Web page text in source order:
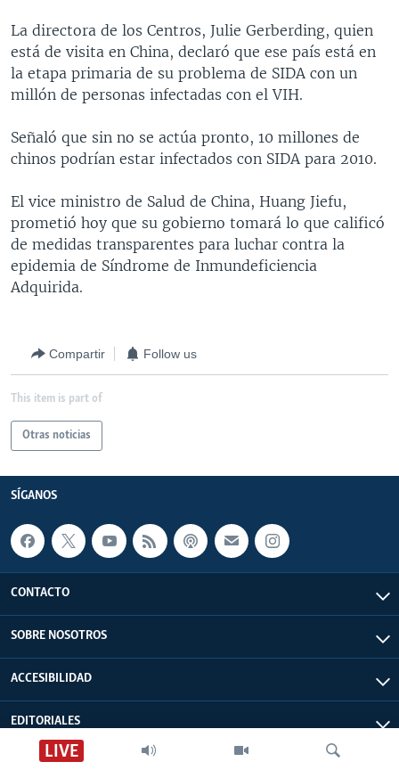
TECNOLOGÍA
DEPORTES
FOTOGRAFÍA
AUDIOS
EL MUNDO AL DÍA
FORO INTERAMERICANO
LAS CLAVES
RADIO
AVANCE INFORMATIVO
BUENOS DÍAS AMÉRICA
EL MUNDO AL DÍA [RADIO]
FORO [RADIO]
DEPORTIVO INTERNACIONAL
DIRECT
Learning English
SÍGANOS
Idiomas
LIVE
La directora de los Centros, Julie Gerberding, quien
está de visita en China, declaró que ese país está en
la etapa primaria de su problema de SIDA con un
millón de personas infectadas con el VIH.
Señaló que sin no se actúa pronto, 10 millones de
chinos podrían estar infectados con SIDA para 2010.
El vice ministro de Salud de China, Huang Jiefu,
prometió hoy que su gobierno tomará lo que calificó
de medidas transparentes para luchar contra la
epidemia de Síndrome de Inmundeficiencia
Adquirida.
Compartir Follow us
This item is part of
Otras noticias
SÍGANOS
CONTACTO
SOBRE NOSOTROS
ACCESIBILIDAD
EDITORIALES